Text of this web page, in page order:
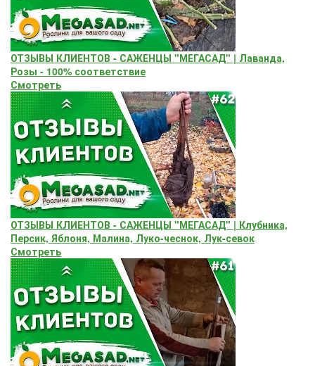
ОТЗЫВЫ КЛИЕНТОВ - САЖЕНЦЫ "МЕГАСАД" | Лаванда,
Розы - 100% соответствие
Смотреть
ОТЗЫВЫ КЛИЕНТОВ - САЖЕНЦЫ "МЕГАСАД" | Клубника,
Персик, Яблоня, Малина, Луко-чеснок, Лук-севок
Смотреть